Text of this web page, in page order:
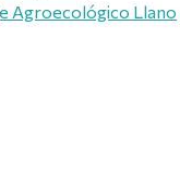
Agroecológico Llano